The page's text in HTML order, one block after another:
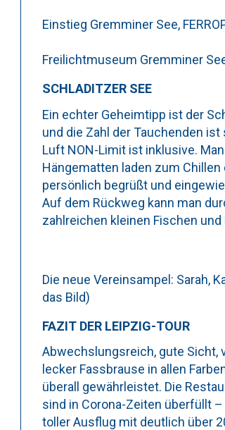
Einstieg Gremminer See,
Freilichtmuseum Gremminer
SCHLADITZER SEE
Ein echter Geheimtipp ist der
und die Zahl der Tauchenden
Luft NON-Limit ist inklusive.
Hängematten laden zum
persönlich begrüßt und
Auf dem Rückweg kann man
zahlreichen kleinen Fischen
Die neue Vereinsampel: Sarah,
das Bild)
FAZIT DER LEIPZIG-TOUR
Abwechslungsreich, gute Sicht,
lecker Fassbrause in allen
überall gewährleistet. Die
sind in Corona-Zeiten überfüllt
toller Ausflug mit deutlich über